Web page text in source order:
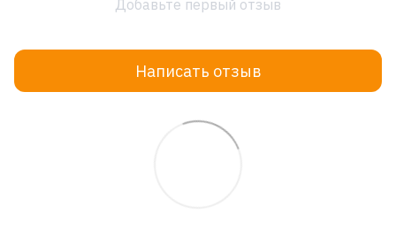
Добавьте первый отзыв
Написать отзыв